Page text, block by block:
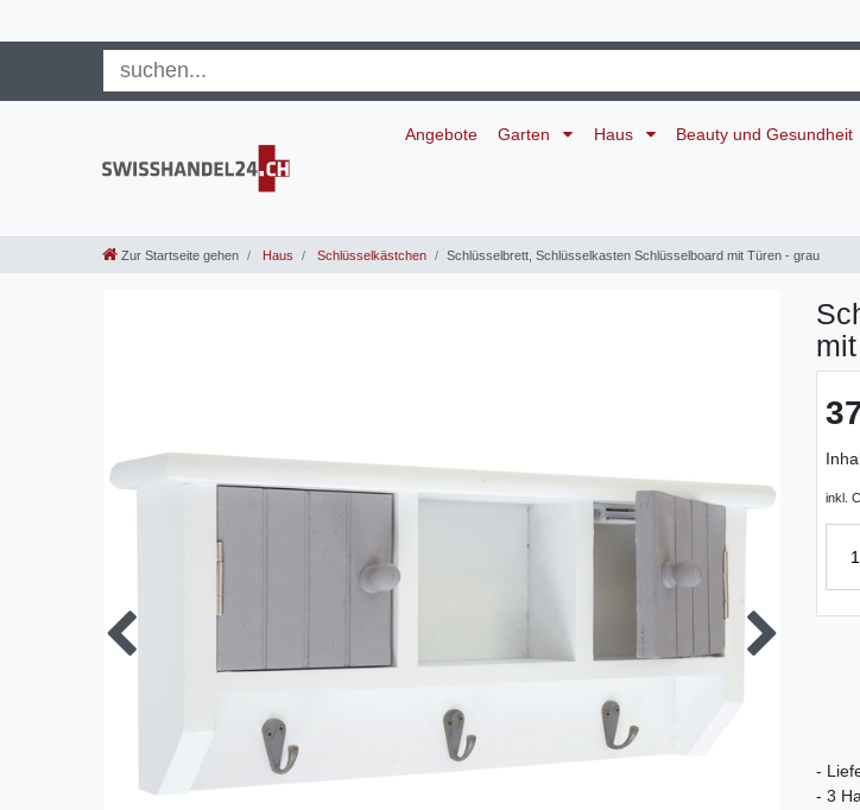
Angebote Garten Haus Beauty und Gesundheit
Zur Startseite gehen Haus Schlüsselkästchen Schlüsselbrett, Schlüsselkasten Schlüsselboard mit Türen - grau
inkl.
-
- 3